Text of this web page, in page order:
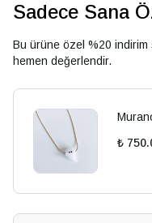
Sadece Sana
Bu ürüne özel %20 indirim
hemen değerlendir.
₺